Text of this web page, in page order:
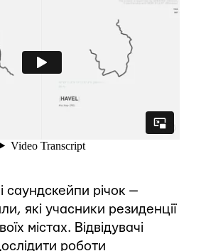
саундскейпи річок —
які учасники резиденції
містах. Відвідувачі
роботи